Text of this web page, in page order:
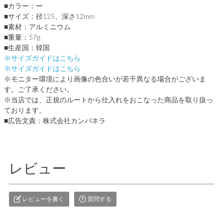
■カラー：ー
■サイズ：径125、深さ12mm
■素材：アルミニウム
■重量：57g
■生産国：韓国
※サイズガイドはこちら
※サイズガイドはこちら
※モニター環境により画像の色合いが若干異なる場合がございま
す。ご了承ください。
※当店では、正規のルートから仕入れをおこなった商品を取り扱っ
ております。
■広告文責：株式会社カンパネラ
レビュー
レビューを書く 質問する